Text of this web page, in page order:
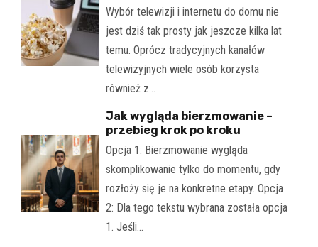
Wybór telewizji i internetu do domu nie
jest dziś tak prosty jak jeszcze kilka lat
temu. Oprócz tradycyjnych kanałów
telewizyjnych wiele osób korzysta
również z…
Jak wygląda bierzmowanie –
przebieg krok po kroku
Opcja 1: Bierzmowanie wygląda
skomplikowanie tylko do momentu, gdy
rozłoży się je na konkretne etapy. Opcja
2: Dla tego tekstu wybrana została opcja
1. Jeśli…